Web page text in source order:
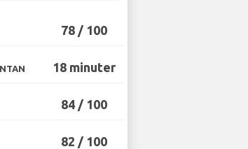
78 / 100
18 minuter
84 / 100
82 / 100